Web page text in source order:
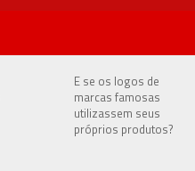
E se os logos de
marcas famosas
utilizassem seus
próprios produtos?